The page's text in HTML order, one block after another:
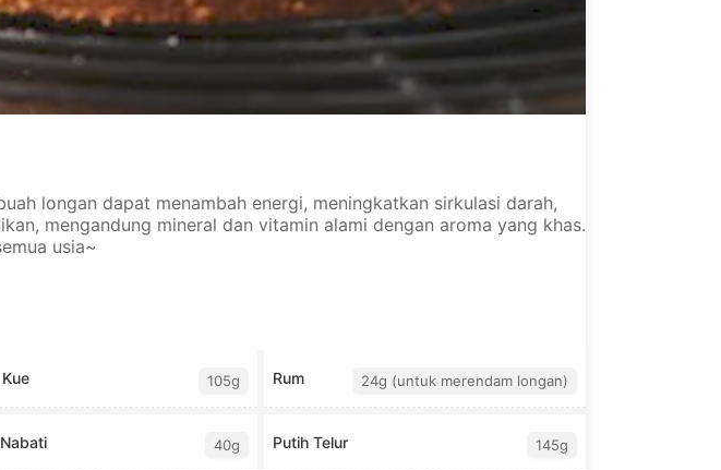
longan dapat menambah energi, meningkatkan sirkulasi darah,
mengandung mineral dan vitamin alami dengan aroma yang khas.
usia~
105g Rum 24g (untuk merendam longan)
40g Putih Telur 145g